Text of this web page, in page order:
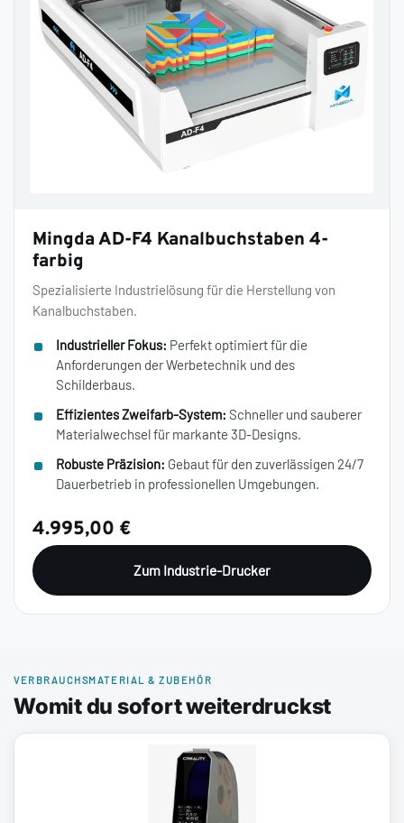
Mingda AD-F4 Kanalbuchstaben 4-
farbig
Spezialisierte Industrielösung für die Herstellung von
Kanalbuchstaben.
Industrieller Fokus: Perfekt optimiert für die
Anforderungen der Werbetechnik und des
Schilderbaus.
Effizientes Zweifarb-System: Schneller und sauberer
Materialwechsel für markante 3D-Designs.
Robuste Präzision: Gebaut für den zuverlässigen 24/7
Dauerbetrieb in professionellen Umgebungen.
4.995,00 €
Zum Industrie-Drucker
VERBRAUCHSMATERIAL & ZUBEHÖR
Womit du sofort weiterdruckst